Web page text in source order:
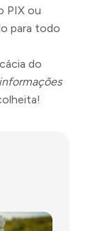
PIX ou
para todo
do
informações